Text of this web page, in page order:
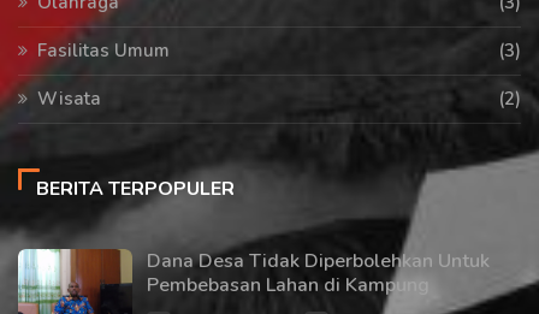
Fasilitas Umum
(3)
Wisata
(2)
BERITA TERPOPULER
Dana Desa Tidak Diperbolehkan Untuk
Pembebasan Lahan di Kampung